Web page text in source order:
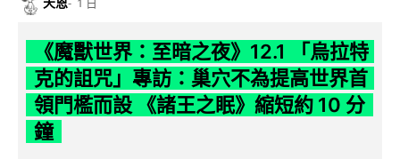
《魔獸世界：至暗之夜》12.1 「烏拉特
克的詛咒」專訪：巢穴不為提高世界首
領門檻而設 《諸王之眠》縮短約 10 分
鐘